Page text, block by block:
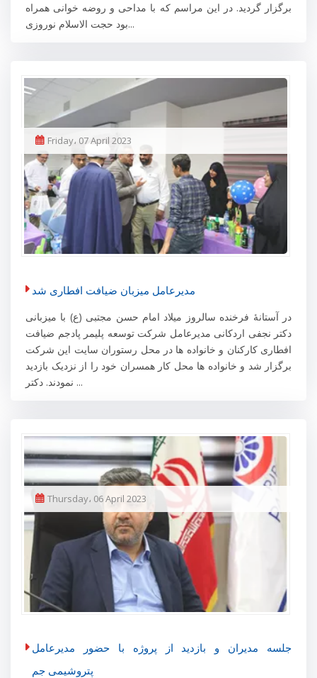
برگزار گردید. در این مراسم که با مداحی و روضه خوانی همراه
بود حجت الاسلام نوروزی...
Friday، 07 April 2023
مدیرعامل میزبان ضیافت افطاری شد
در آستانۀ فرخنده سالروز میلاد امام حسن مجتبی (ع) با میزبانی
دکتر نجفی اردکانی مدیرعامل شرکت توسعه پلیمر پادجم ضیافت
افطاری کارکنان و خانواده ها در محل رستوران سایت این شرکت
برگزار شد و خانواده ها محل کار همسران خود را از نزدیک بازدید
نمودند. دکتر ...
Thursday، 06 April 2023
جلسه مدیران و بازدید از پروژه با حضور مدیرعامل
پتروشیمی جم